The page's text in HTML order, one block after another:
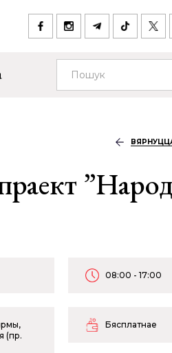
08:00 - 17:00
(пр.
Бясплатнае